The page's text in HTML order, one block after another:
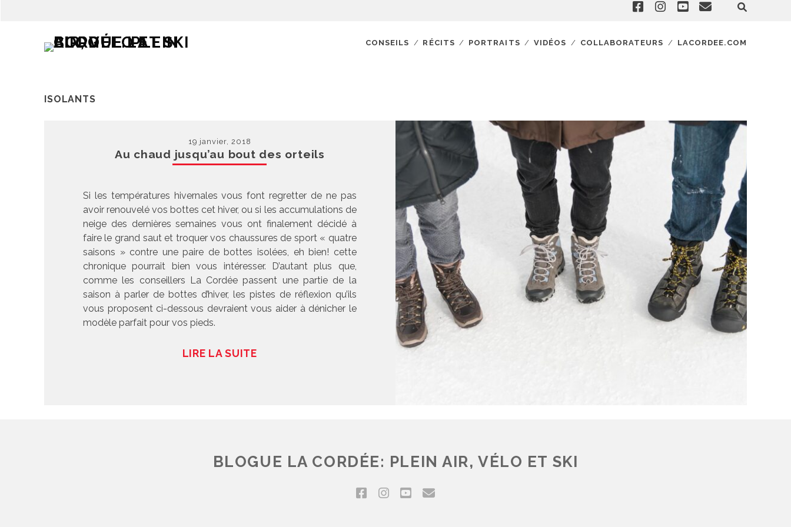
CONSEILS RÉCITS PORTRAITS VIDÉOS COLLABORATEURS LACORDEE.COM
ISOLANTS
19 janvier, 2018
Au chaud jusqu’au bout des orteils
Si les températures hivernales vous font regretter de ne pas
avoir renouvelé vos bottes cet hiver, ou si les accumulations de
neige des dernières semaines vous ont finalement décidé à
faire le grand saut et troquer vos chaussures de sport « quatre
saisons » contre une paire de bottes isolées, eh bien! cette
chronique pourrait bien vous intéresser. D’autant plus que,
comme les conseillers La Cordée passent une partie de la
saison à parler de bottes d’hiver, les pistes de réflexion qu’ils
vous proposent ci-dessous devraient vous aider à dénicher le
modèle parfait pour vos pieds.
LIRE LA SUITE
BLOGUE LA CORDÉE: PLEIN AIR, VÉLO ET SKI